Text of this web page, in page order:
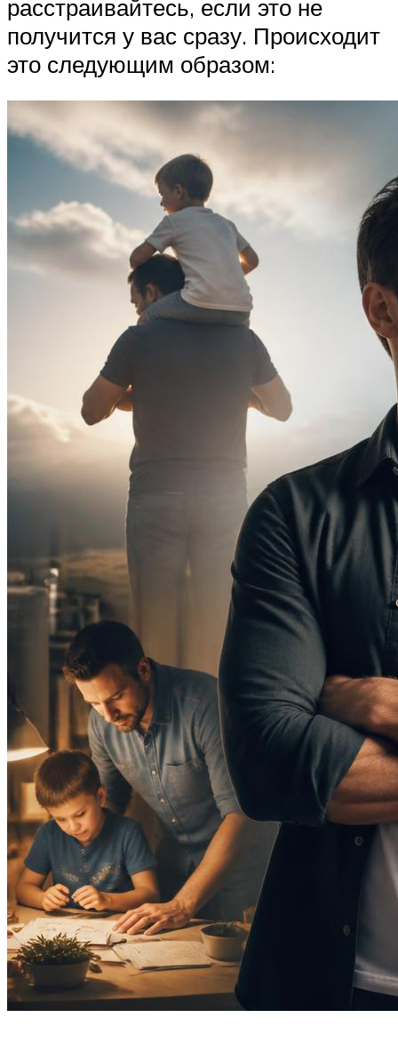
расстраивайтесь, если это не
получится у вас сразу. Происходит
это следующим образом: